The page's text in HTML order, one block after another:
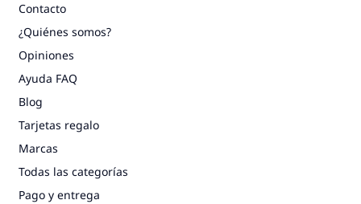
Contacto
¿Quiénes somos?
Opiniones
Ayuda FAQ
Blog
Tarjetas regalo
Marcas
Todas las categorías
Pago y entrega